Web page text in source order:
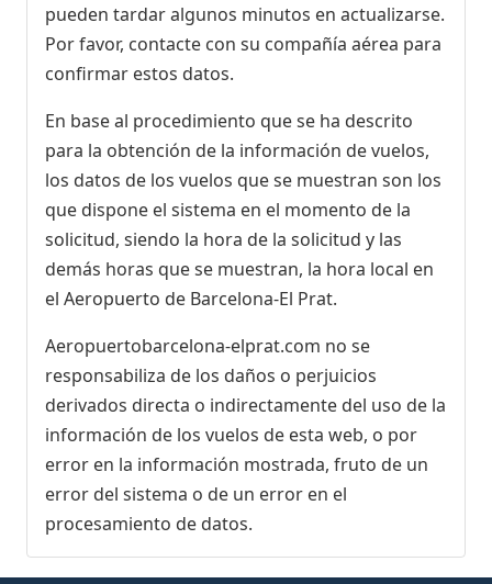
pueden tardar algunos minutos en actualizarse.
Por favor, contacte con su compañía aérea para
confirmar estos datos.
En base al procedimiento que se ha descrito
para la obtención de la información de vuelos,
los datos de los vuelos que se muestran son los
que dispone el sistema en el momento de la
solicitud, siendo la hora de la solicitud y las
demás horas que se muestran, la hora local en
el Aeropuerto de Barcelona-El Prat.
Aeropuertobarcelona-elprat.com no se
responsabiliza de los daños o perjuicios
derivados directa o indirectamente del uso de la
información de los vuelos de esta web, o por
error en la información mostrada, fruto de un
error del sistema o de un error en el
procesamiento de datos.